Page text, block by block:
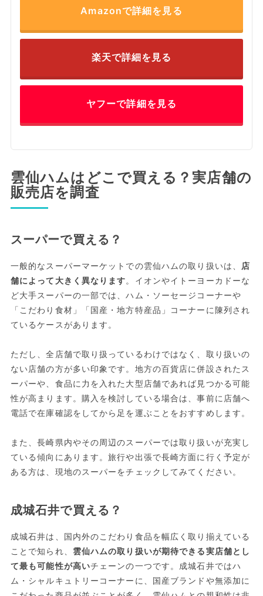
Amazonで詳細を見る
楽天で詳細を見る
ヤフーで詳細を見る
雲仙ハムはどこで買える？実店舗の
販売店を調査
スーパーで買える？
一般的なスーパーマーケットでの雲仙ハムの取り扱いは、
店
舗によって大きく異なります。イオンやイトーヨーカドーな
ど大手スーパーの一部では、ハム・ソーセージコーナーや
「こだわり食材」「国産・地方特産品」コーナーに陳列され
ているケースがあります。
ただし、全店舗で取り扱っているわけではなく、取り扱いの
ない店舗の方が多い印象です。地方の百貨店に併設されたス
ーパーや、食品に力を入れた大型店舗であれば見つかる可能
性が高まります。購入を検討している場合は、事前に店舗へ
電話で在庫確認をしてから足を運ぶことをおすすめします。
また、長崎県内やその周辺のスーパーでは取り扱いが充実し
ている傾向にあります。旅行や出張で長崎方面に行く予定が
ある方は、現地のスーパーをチェックしてみてください。
成城石井で買える？
成城石井は、国内外のこだわり食品を幅広く取り揃えている
ことで知られ、 雲仙ハムの取り扱いが期待できる実店舗とし
て最も可能性が高いチェーンの一つです。成城石井ではハ
ム・シャルキュトリーコーナーに、国産ブランドや無添加に